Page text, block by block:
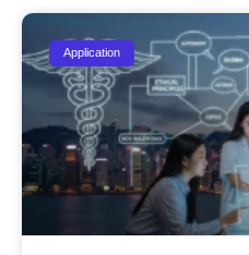
Application